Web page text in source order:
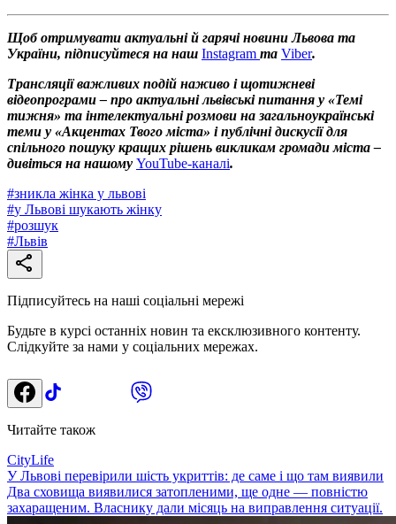
Щоб отримувати актуальні й гарячі новини Львова та
України, підписуйтеся на наш Instagram та Viber.
Трансляції важливих подій наживо і щотижневі
відеопрограми – про актуальні львівські питання у «Темі
тижня» та інтелектуальні розмови на загальноукраїнські
теми у «Акцентах Твого міста» і публічні дискусії для
спільного пошуку кращих рішень викликам громади міста –
дивіться на нашому YouTube-каналі.
#зникла жінка у львові
#у Львові шукають жінку
#розшук
#Львів
Підписуйтесь на наші соціальні мережі
Будьте в курсі останніх новин та ексклюзивного контенту.
Слідкуйте за нами у соціальних мережах.
Читайте також
CityLife
У Львові перевірили шість укриттів: де саме і що там виявили
Два сховища виявилися затопленими, ще одне — повністю
захаращеним. Власнику дали місяць на виправлення ситуації.